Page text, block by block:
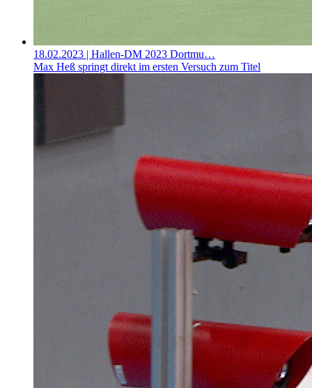
18.02.2023 | Hallen-DM 2023 Dortmu…
Max Heß springt direkt im ersten Versuch zum Titel